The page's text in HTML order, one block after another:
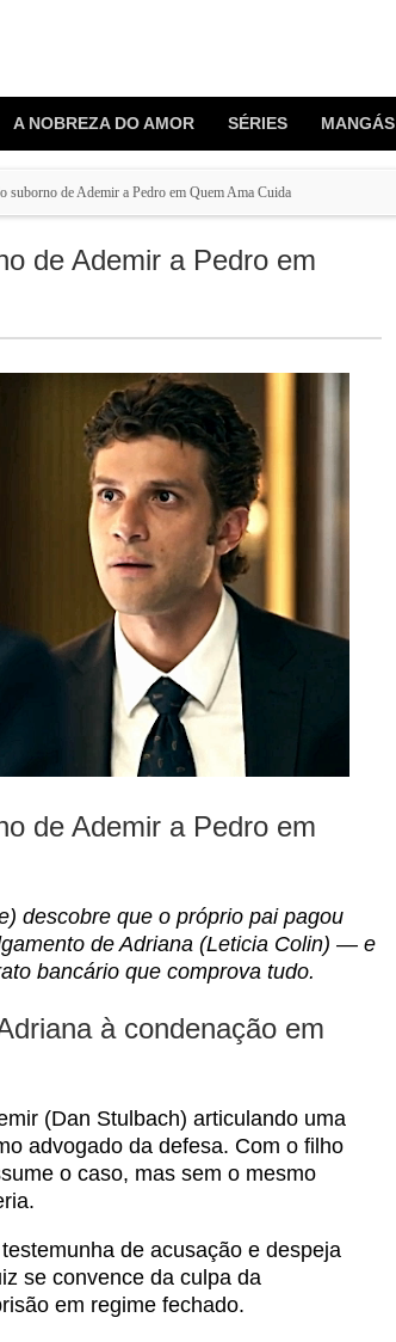
A NOBREZA DO AMOR SÉRIES MANGÁS
suborno de Ademir a Pedro em Quem Ama Cuida
de Ademir a Pedro em
de Ademir a Pedro em
descobre que o próprio pai pagou
de Adriana (Leticia Colin) — e
bancário que comprova tudo.
à condenação em
(Dan Stulbach) articulando uma
advogado da defesa. Com o filho
o caso, mas sem o mesmo
de acusação e despeja
se convence da culpa da
em regime fechado.